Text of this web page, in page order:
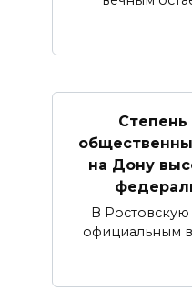
Степень
на Дону
В
официальным